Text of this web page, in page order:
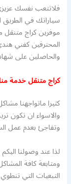
فلاتتعب نفسك
سياراتك في الطريق
موفرين كراج
المحترفين كفني
والحاصلين على
كراج متنقل خدمة
كثيرا ماتواجهنا
والاسواء ان تكون
وتفاجئ بعدم عمل
لذا عند وصولنا
ومتابعة كافة
التبعيات التي